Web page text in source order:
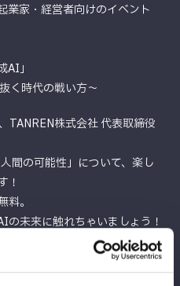
業家・経営者向けのイベント
AI」
く時代の戦い方～
TANREN株式会社 代表取締役
間の可能性」について、楽し
！
。
未来に触れちゃいましょう！
ド VS 生成AI